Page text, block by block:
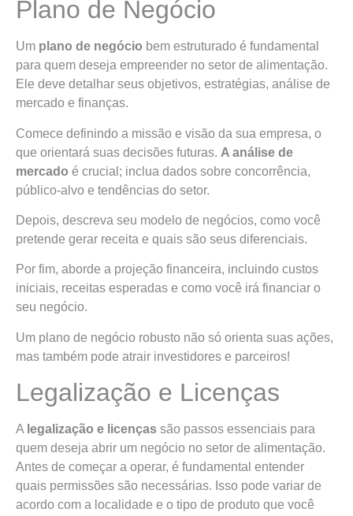
Plano de Negócio
Um plano de negócio bem estruturado é fundamental
para quem deseja empreender no setor de alimentação.
Ele deve detalhar seus objetivos, estratégias, análise de
mercado e finanças.
Comece definindo a missão e visão da sua empresa, o
que orientará suas decisões futuras. A análise de
mercado é crucial; inclua dados sobre concorrência,
público-alvo e tendências do setor.
Depois, descreva seu modelo de negócios, como você
pretende gerar receita e quais são seus diferenciais.
Por fim, aborde a projeção financeira, incluindo custos
iniciais, receitas esperadas e como você irá financiar o
seu negócio.
Um plano de negócio robusto não só orienta suas ações,
mas também pode atrair investidores e parceiros!
Legalização e Licenças
A legalização e licenças são passos essenciais para
quem deseja abrir um negócio no setor de alimentação.
Antes de começar a operar, é fundamental entender
quais permissões são necessárias. Isso pode variar de
acordo com a localidade e o tipo de produto que você